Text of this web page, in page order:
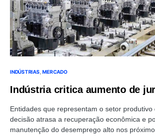
INDÚSTRIAS MERCADO
Indústria critica aumento de
Entidades que representam o setor produtivo
decisão atrasa a recuperação econômica e
manutenção do desemprego alto nos